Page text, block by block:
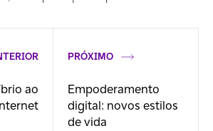
ao
PRÓXIMO
Empoderamento
digital: novos estilos
de vida